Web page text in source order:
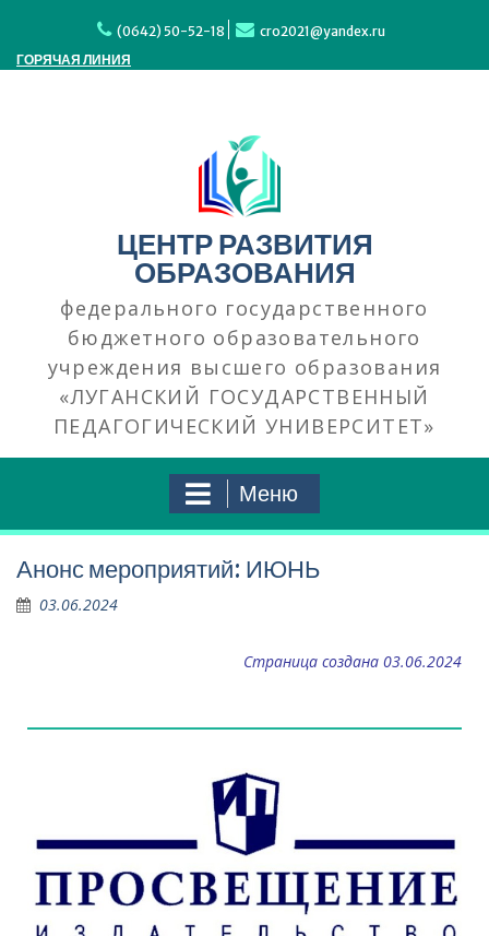
(0642) 50-52-18
cro2021@yandex.ru
ГОРЯЧАЯ ЛИНИЯ
ЦЕНТР РАЗВИТИЯ
ОБРАЗОВАНИЯ
федерального государственного
бюджетного образовательного
учреждения высшего образования
«ЛУГАНСКИЙ ГОСУДАРСТВЕННЫЙ
ПЕДАГОГИЧЕСКИЙ УНИВЕРСИТЕТ»
Меню
Анонс мероприятий: ИЮНЬ
03.06.2024
Страница создана 03.06.2024